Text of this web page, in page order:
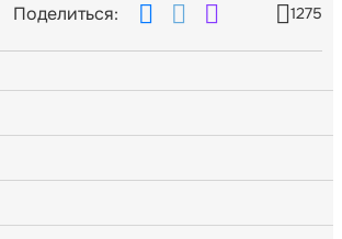
Поделиться: 1275